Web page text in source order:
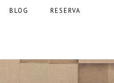
BLOG RESERVA